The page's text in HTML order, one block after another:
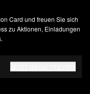
Card und freuen Sie sich
zu Aktionen, Einladungen